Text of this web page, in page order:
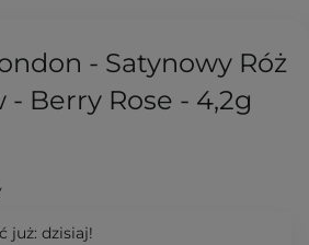
- Satynowy Róż
- Berry Rose - 4,2g
już: dzisiaj!